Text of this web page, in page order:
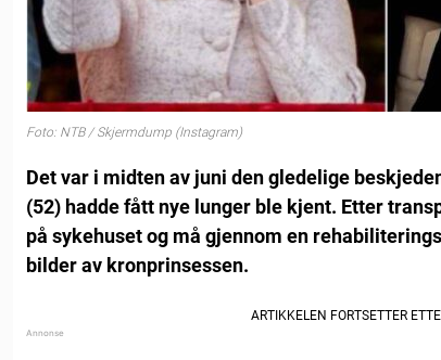
Foto: NTB / Skjermdump (Instagram)
Det var i midten av juni den gledelige
(52) hadde fått nye lunger ble kjent. Etter
på sykehuset og må gjennom en
bilder av kronprinsessen.